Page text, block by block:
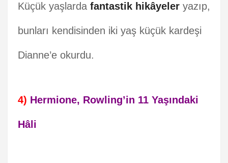
Küçük yaşlarda fantastik hikâyeler yazıp,
bunları kendisinden iki yaş küçük kardeşi
Dianne’e okurdu.
4) Hermione, Rowling’in 11 Yaşındaki
Hâli